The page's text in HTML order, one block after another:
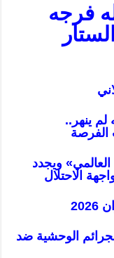
فرجه
ينهر..
الفرصة
ويجدد
الاحتلال
الوحشية ضد